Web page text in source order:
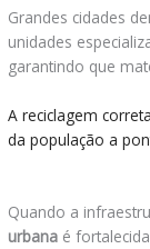
Grandes cidades
unidades
garantindo que
A reciclagem
da população a
Quando a
urbana é